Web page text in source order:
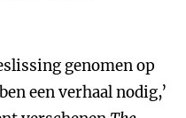
genomen op
een verhaal nodig,’